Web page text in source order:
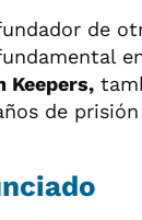
de
Keepers,
de